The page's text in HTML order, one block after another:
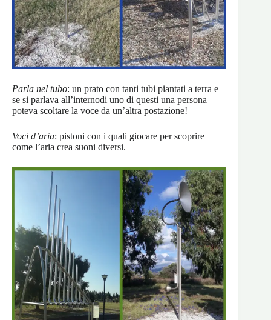
Parla nel tubo: un prato con tanti tubi piantati a terra e
se si parlava all’internodi uno di questi una persona
poteva scoltare la voce da un’altra postazione!
Voci d’aria: pistoni con i quali giocare per scoprire
come l’aria crea suoni diversi.